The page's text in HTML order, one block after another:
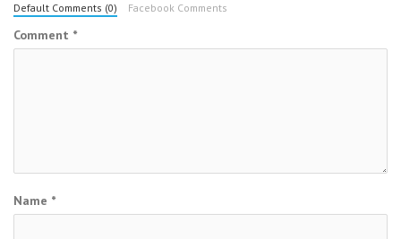
Default Comments (0) Facebook Comments
Comment *
Name *